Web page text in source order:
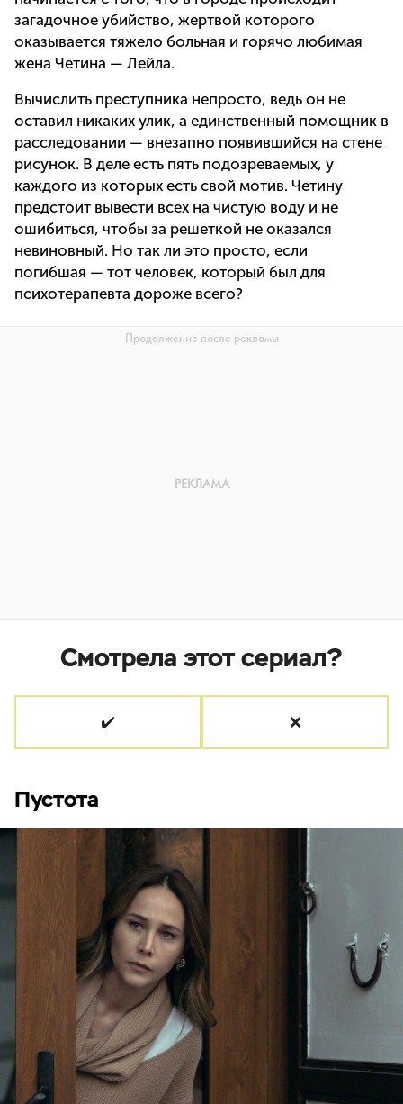
загадочное убийство, жертвой которого
оказывается тяжело больная и горячо любимая
жена Четина — Лейла.
Вычислить преступника непросто, ведь он не
оставил никаких улик, а единственный помощник в
расследовании — внезапно появившийся на стене
рисунок. В деле есть пять подозреваемых, у
каждого из которых есть свой мотив. Четину
предстоит вывести всех на чистую воду и не
ошибиться, чтобы за решеткой не оказался
невиновный. Но так ли это просто, если
погибшая — тот человек, который был для
психотерапевта дороже всего?
Смотрела этот сериал?
✔️ ❌
Пустота